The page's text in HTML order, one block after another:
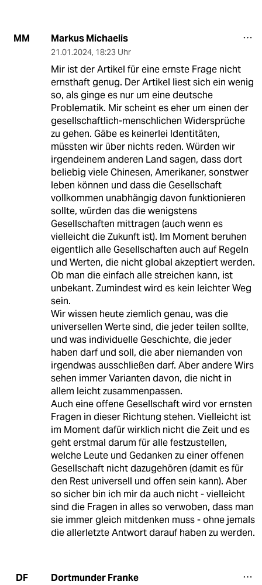
MM Markus Michaelis
21.01.2024, 18:23 Uhr
Mir ist der Artikel für eine ernste Frage nicht
ernsthaft genug. Der Artikel liest sich ein wenig
so, als ginge es nur um eine deutsche
Problematik. Mir scheint es eher um einen der
gesellschaftlich-menschlichen Widersprüche
zu gehen. Gäbe es keinerlei Identitäten,
müssten wir über nichts reden. Würden wir
irgendeinem anderen Land sagen, dass dort
beliebig viele Chinesen, Amerikaner, sonstwer
leben können und dass die Gesellschaft
vollkommen unabhängig davon funktionieren
sollte, würden das die wenigstens
Gesellschaften mittragen (auch wenn es
vielleicht die Zukunft ist). Im Moment beruhen
eigentlich alle Gesellschaften auch auf Regeln
und Werten, die nicht global akzeptiert werden.
Ob man die einfach alle streichen kann, ist
unbekant. Zumindest wird es kein leichter Weg
sein.
Wir wissen heute ziemlich genau, was die
universellen Werte sind, die jeder teilen sollte,
und was individuelle Geschichte, die jeder
haben darf und soll, die aber niemanden von
irgendwas ausschließen darf. Aber andere Wirs
sehen immer Varianten davon, die nicht in
allem leicht zusammenpassen.
Auch eine offene Gesellschaft wird vor ernsten
Fragen in dieser Richtung stehen. Vielleicht ist
im Moment dafür wirklich nicht die Zeit und es
geht erstmal darum für alle festzustellen,
welche Leute und Gedanken zu einer offenen
Gesellschaft nicht dazugehören (damit es für
den Rest universell und offen sein kann). Aber
so sicher bin ich mir da auch nicht - vielleicht
sind die Fragen in alles so verwoben, dass man
sie immer gleich mitdenken muss - ohne jemals
die allerletzte Antwort darauf haben zu werden.
DF Dortmunder Franke